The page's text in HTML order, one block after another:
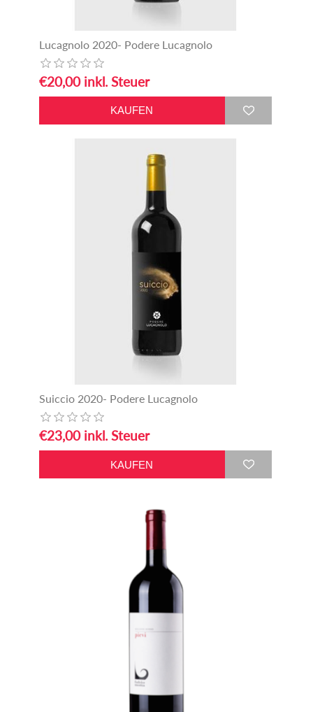
Lucagnolo 2020- Podere Lucagnolo
€20,00 inkl. Steuer
Suiccio 2020- Podere Lucagnolo
€23,00 inkl. Steuer